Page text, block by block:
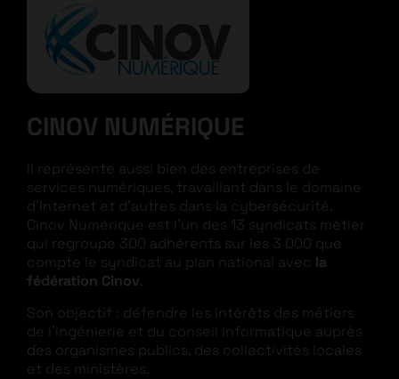
CINOV NUMÉRIQUE
Il représente aussi bien des entreprises de
services numériques, travaillant dans le domaine
d’Internet et d’autres dans la cybersécurité.
Cinov Numérique est l’un des 13 syndicats métier
qui regroupe 300 adhérents sur les 3 000 que
compte le syndicat au plan national avec la
fédération Cinov.
Son objectif : défendre les intérêts des métiers
de l’ingénierie et du conseil informatique auprès
des organismes publics, des collectivités locales
et des ministères.